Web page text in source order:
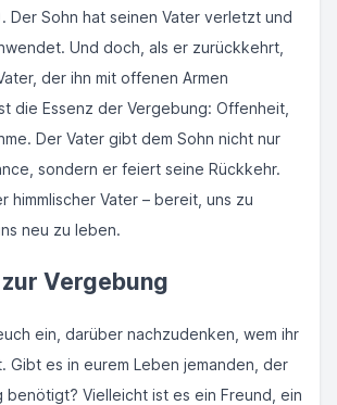
Der Sohn hat seinen Vater verletzt und
Und doch, als er zurückkehrt,
der ihn mit offenen Armen
die Essenz der Vergebung: Offenheit,
Der Vater gibt dem Sohn nicht nur
sondern er feiert seine Rückkehr.
himmlischer Vater – bereit, uns zu
neu zu leben.
Vergebung
ein, darüber nachzudenken, wem ihr
Gibt es in eurem Leben jemanden, der
benötigt? Vielleicht ist es ein Freund, ein